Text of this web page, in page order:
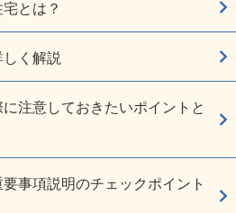
とは？
く解説
注意しておきたいポイントと
事項説明のチェックポイント